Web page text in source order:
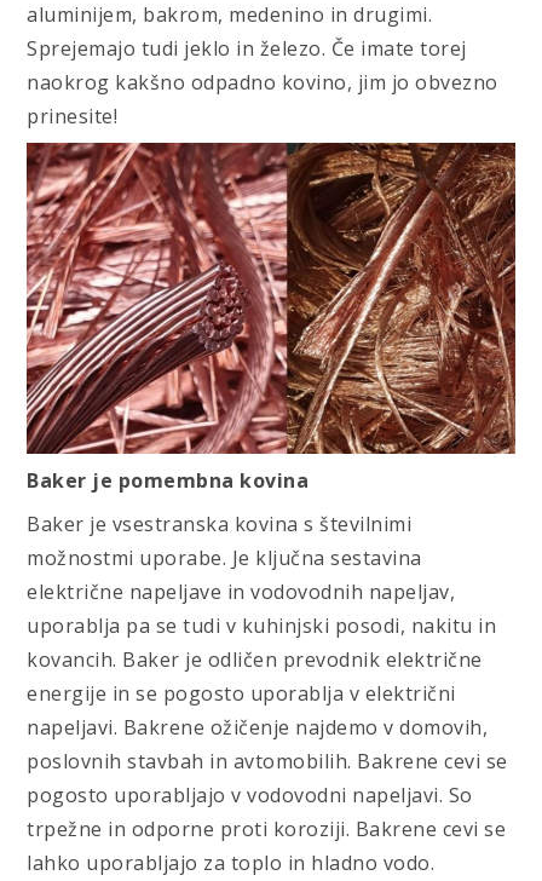
aluminijem, bakrom, medenino in drugimi.
Sprejemajo tudi jeklo in železo. Če imate torej
naokrog kakšno odpadno kovino, jim jo obvezno
prinesite!
Baker je pomembna kovina
Baker je vsestranska kovina s številnimi
možnostmi uporabe. Je ključna sestavina
električne napeljave in vodovodnih napeljav,
uporablja pa se tudi v kuhinjski posodi, nakitu in
kovancih. Baker je odličen prevodnik električne
energije in se pogosto uporablja v električni
napeljavi. Bakrene ožičenje najdemo v domovih,
poslovnih stavbah in avtomobilih. Bakrene cevi se
pogosto uporabljajo v vodovodni napeljavi. So
trpežne in odporne proti koroziji. Bakrene cevi se
lahko uporabljajo za toplo in hladno vodo.